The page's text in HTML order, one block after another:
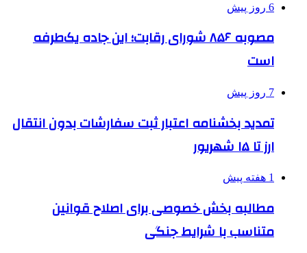
6 روز پیش
مصوبه ۸۵۶ شورای رقابت؛ این جاده یک‌طرفه
است
7 روز پیش
تمدید بخشنامه اعتبار ثبت سفارشات بدون انتقال
ارز تا ۱۵ شهریور
1 هفته پیش
مطالبه بخش خصوصی برای اصلاح قوانین
متناسب با شرایط جنگی